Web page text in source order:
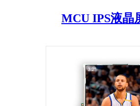
MCU IPS液晶